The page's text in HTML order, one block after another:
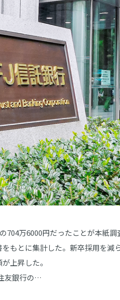
704万6000円だったことが本紙調
もとに集計した。新卒採用を減
上昇した。
友銀行の…